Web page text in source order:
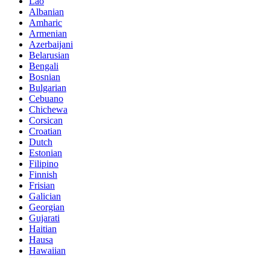
Albanian
Amharic
Armenian
Azerbaijani
Belarusian
Bengali
Bosnian
Bulgarian
Cebuano
Chichewa
Corsican
Croatian
Dutch
Estonian
Filipino
Finnish
Frisian
Galician
Georgian
Gujarati
Haitian
Hausa
Hawaiian